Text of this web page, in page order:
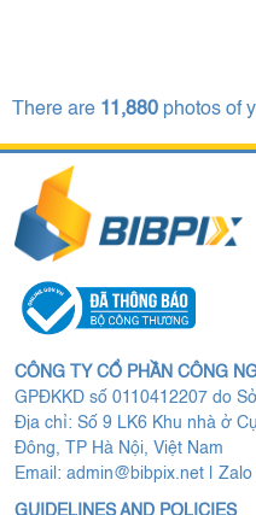
There are 11,880 photos of
CÔNG TY CỔ PHẦN CÔNG
GPĐKKD số 0110412207 do
Địa chỉ: Số 9 LK6 Khu nhà ở
Đông, TP Hà Nội, Việt Nam
Email: admin@bibpix.net Zalo
GUIDELINES AND POLICIES